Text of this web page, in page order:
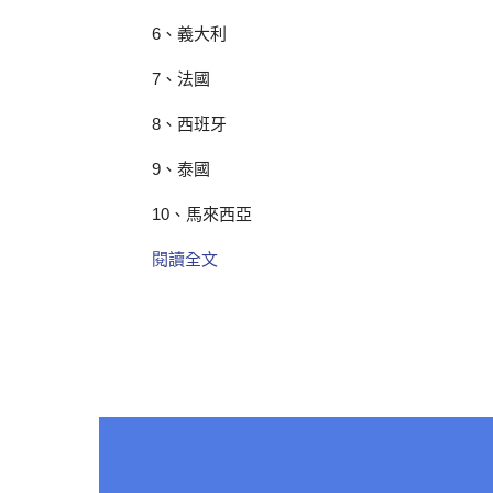
6、義大利
7、法國
8、西班牙
9、泰國
10、馬來西亞
閱讀全文